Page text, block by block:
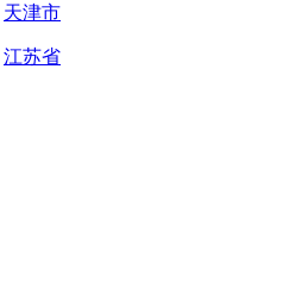
天津市
江苏省